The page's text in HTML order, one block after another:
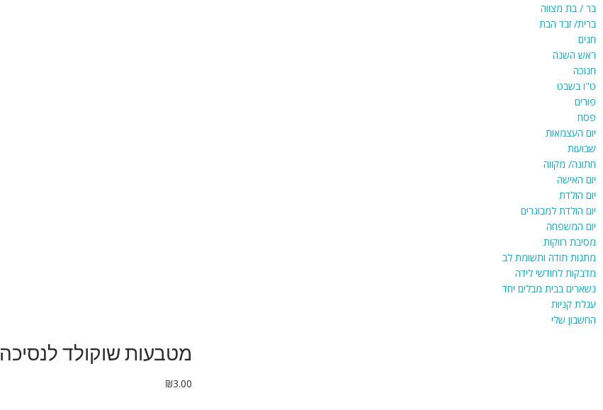
בר / בת מצווה
ברית/ זבד הבת
חגים
ראש השנה
חנוכה
ט"ו בשבט
פורים
פסח
יום העצמאות
שבועות
חתונה/ מקווה
יום האישה
יום הולדת
יום הולדת למבוגרים
יום המשפחה
מסיבת רווקות
מתנות תודה ותשומת לב
מדבקות לחודשי לידה
נשארים בבית מבלים יחד
עגלת קניות
החשבון שלי
מטבעות שוקולד לנסיכה
₪3.00